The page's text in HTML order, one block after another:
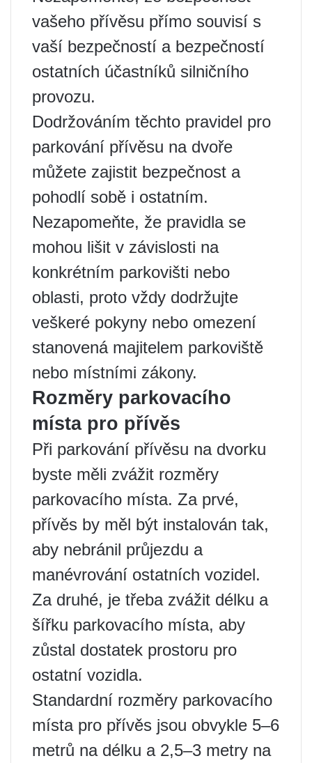
vašeho přívěsu přímo souvisí s
vaší bezpečností a bezpečností
ostatních účastníků silničního
provozu.
Dodržováním těchto pravidel pro
parkování přívěsu na dvoře
můžete zajistit bezpečnost a
pohodlí sobě i ostatním.
Nezapomeňte, že pravidla se
mohou lišit v závislosti na
konkrétním parkovišti nebo
oblasti, proto vždy dodržujte
veškeré pokyny nebo omezení
stanovená majitelem parkoviště
nebo místními zákony.
Rozměry parkovacího
místa pro přívěs
Při parkování přívěsu na dvorku
byste měli zvážit rozměry
parkovacího místa. Za prvé,
přívěs by měl být instalován tak,
aby nebránil průjezdu a
manévrování ostatních vozidel.
Za druhé, je třeba zvážit délku a
šířku parkovacího místa, aby
zůstal dostatek prostoru pro
ostatní vozidla.
Standardní rozměry parkovacího
místa pro přívěs jsou obvykle 5–6
metrů na délku a 2,5–3 metry na